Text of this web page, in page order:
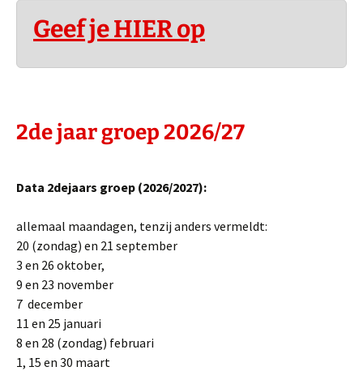
Geef je HIER op
2de jaargroep 2026/27
Data 2dejaars groep (2026/2027):
allemaal maandagen, tenzij anders vermeldt:
20 (zondag) en 21 september
3 en 26 oktober,
9 en 23 november
7 december
11 en 25 januari
8 en 28 (zondag) februari
1, 15 en 30 maart